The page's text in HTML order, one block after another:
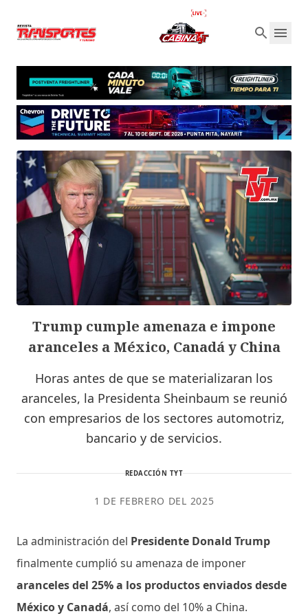
Trump cumple amenaza e impone
aranceles a México, Canadá y China
Horas antes de que se materializaran los
aranceles, la Presidenta Sheinbaum se reunió
con empresarios de los sectores automotriz,
bancario y de servicios.
REDACCIÓN TYT
1 DE FEBRERO DEL 2025
La administración del Presidente Donald Trump
finalmente cumplió su amenaza de imponer
aranceles del 25% a los productos enviados desde
México y Canadá, así como del 10% a China.